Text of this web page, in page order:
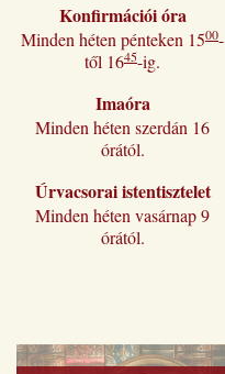
Konfirmációi óra
Minden héten pénteken 1500-
től 1645-ig.
Imaóra
Minden héten szerdán 16
órától.
Úrvacsorai istentisztelet
Minden héten vasárnap 9
órától.